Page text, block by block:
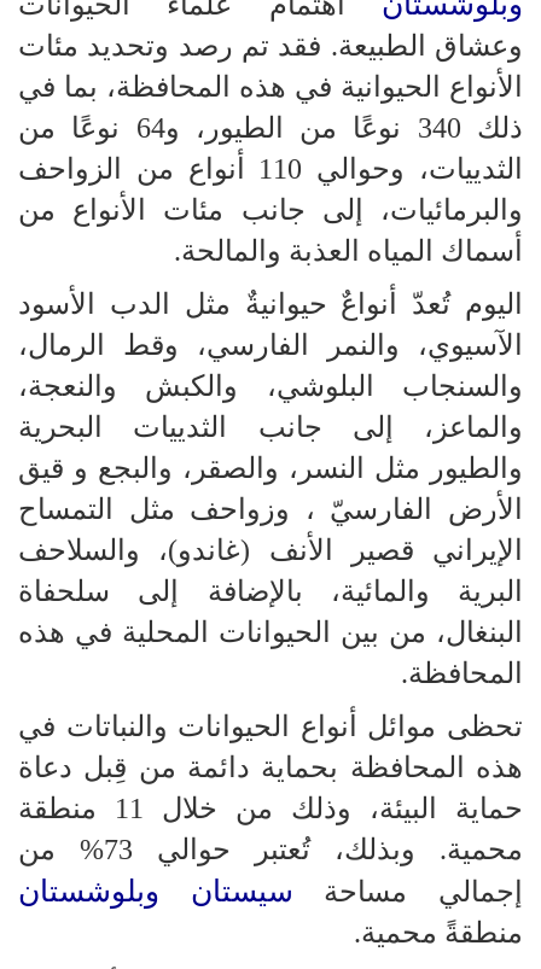
وعشاق الطبيعة. فقد تم رصد وتحديد مئات
الأنواع الحيوانية في هذه المحافظة، بما في
ذلك 340 نوعًا من الطيور، و64 نوعًا من
الثدييات، وحوالي 110 أنواع من الزواحف
والبرمائيات، إلى جانب مئات الأنواع من
أسماك المياه العذبة والمالحة.
اليوم تُعدّ أنواعٌ حيوانيةٌ مثل الدب الأسود
الآسيوي، والنمر الفارسي، وقط الرمال،
والسنجاب البلوشي، والكبش والنعجة،
والماعز، إلى جانب الثدييات البحرية
والطيور مثل النسر، والصقر، والبجع و قيق
الأرض الفارسيّ ، وزواحف مثل التمساح
الإيراني قصير الأنف (غاندو)، والسلاحف
البرية والمائية، بالإضافة إلى سلحفاة
البنغال، من بين الحيوانات المحلية في هذه
المحافظة.
تحظى موائل أنواع الحيوانات والنباتات في
هذه المحافظة بحماية دائمة من قِبل دعاة
حماية البيئة، وذلك من خلال 11 منطقة
محمية. وبذلك، تُعتبر حوالي 73% من
إجمالي مساحة سيستان وبلوشستان
منطقةً محمية.